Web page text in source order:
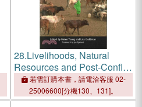
28.Livelihoods, Natural
Resources and Post-Conflict
Peacebuilding
若需訂購本書，請電洽客服 02-
25006600[分機130、131]。